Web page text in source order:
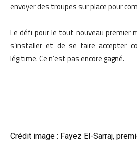
envoyer des troupes sur place pour
Le défi pour le tout nouveau premier
s’installer et de se faire accepter
légitime. Ce n’est pas encore gagné.
Crédit image : Fayez El-Sarraj,